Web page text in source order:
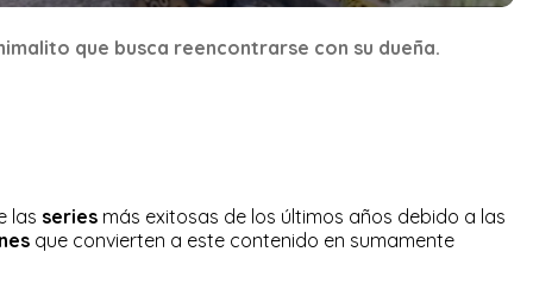
que busca reencontrarse con su dueña.
las series más exitosas de los últimos años debido a las
que convierten a este contenido en sumamente